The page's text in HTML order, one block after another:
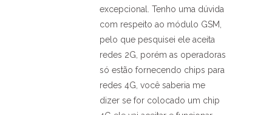
excepcional. Tenho uma dúvida
com respeito ao módulo GSM,
pelo que pesquisei ele aceita
redes 2G, porém as operadoras
só estão fornecendo chips para
redes 4G, você saberia me
dizer se for colocado um chip